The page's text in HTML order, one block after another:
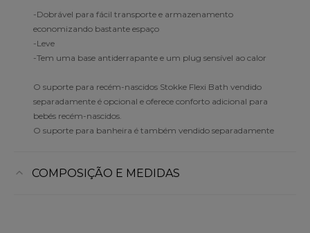
-Dobrável para fácil transporte e armazenamento
economizando bastante espaço
-Leve
-Tem uma base antiderrapante e um plug sensível ao calor
O suporte para recém-nascidos Stokke Flexi Bath vendido
separadamente é opcional e oferece conforto adicional para
bebés recém-nascidos.
O suporte para banheira é também vendido separadamente
COMPOSIÇÃO E MEDIDAS